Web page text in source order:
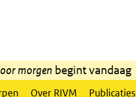
morgen begint vandaag
Over RIVM Publicaties